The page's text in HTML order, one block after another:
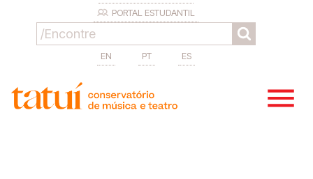
PORTAL ESTUDANTIL
EN PT ES